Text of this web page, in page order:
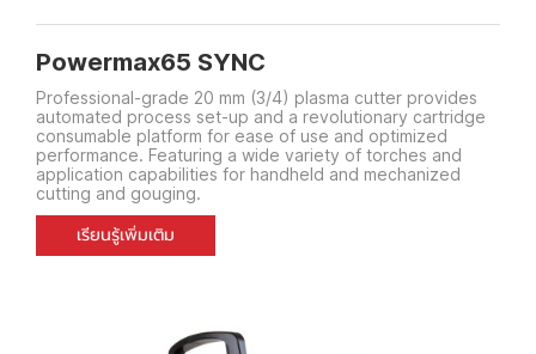
Powermax65 SYNC
Professional-grade 20 mm (3/4) plasma cutter provides
automated process set-up and a revolutionary cartridge
consumable platform for ease of use and optimized
performance. Featuring a wide variety of torches and
application capabilities for handheld and mechanized
cutting and gouging.
เรียนรู้เพิ่มเติม